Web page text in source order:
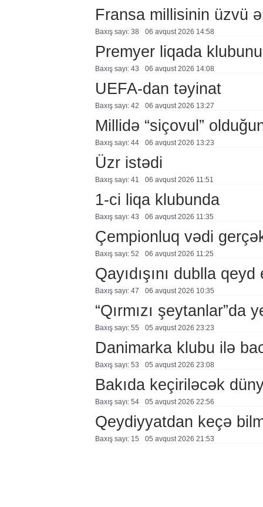
Fransa millisinin üzvü
Baxış sayı: 38 06 avqust 2026 14:58
Premyer liqada
Baxış sayı: 43 06 avqust 2026 14:08
UEFA-dan təyinat
Baxış sayı: 42 06 avqust 2026 13:27
Millidə “siçovul”
Baxış sayı: 44 06 avqust 2026 13:23
Üzr istədi
Baxış sayı: 41 06 avqust 2026 11:51
1-ci liqa klubunda
Baxış sayı: 43 06 avqust 2026 11:35
Çempionluq vədi
Baxış sayı: 52 06 avqust 2026 11:25
Qayıdışını dublla qeyd
Baxış sayı: 47 06 avqust 2026 10:35
“Qırmızı şeytanlar”da
Baxış sayı: 55 05 avqust 2026 23:23
Danimarka klubu ilə
Baxış sayı: 53 05 avqust 2026 23:08
Bakıda keçiriləcək
Baxış sayı: 54 05 avqust 2026 22:56
Qeydiyyatdan keçə
Baxış sayı: 15 05 avqust 2026 21:53